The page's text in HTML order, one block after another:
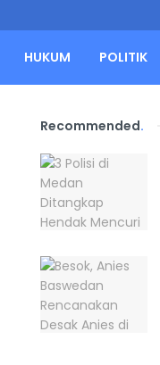
HUKUM POLITIK
Recommended.